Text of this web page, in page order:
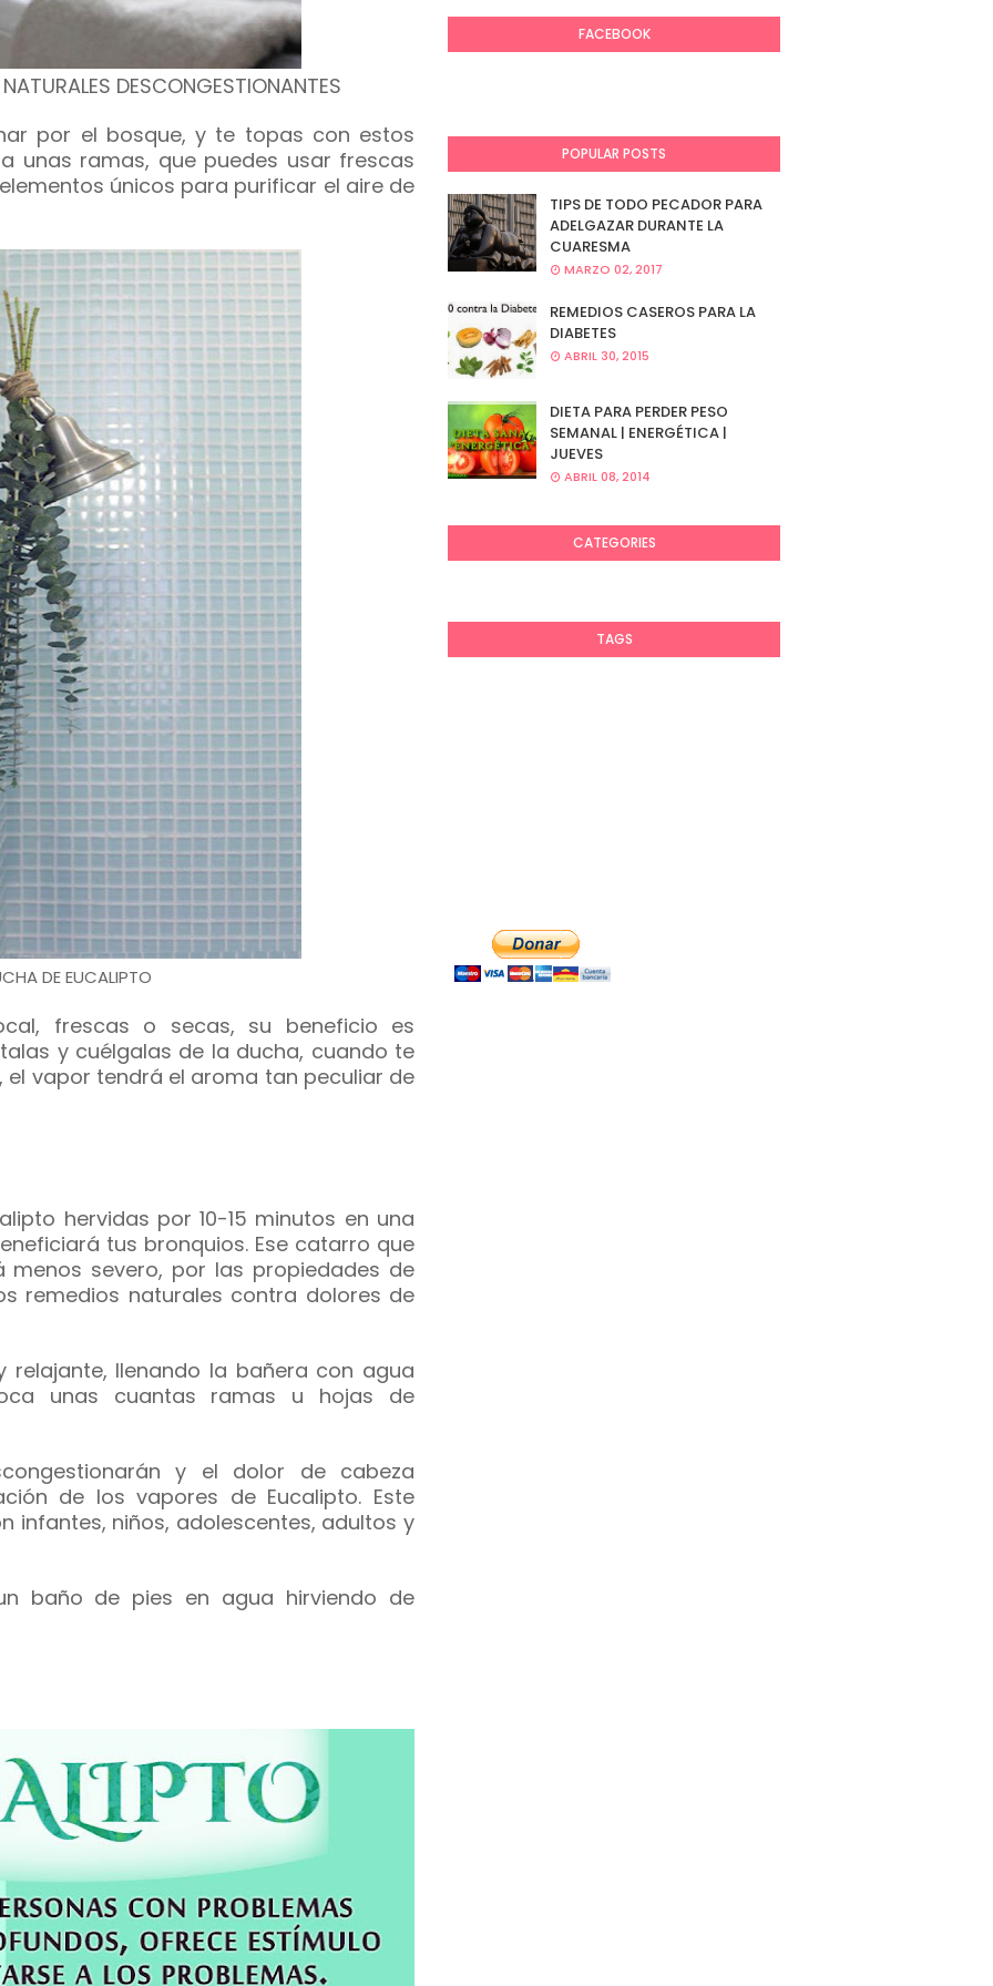
DESCONGESTIONANTES
por el bosque, y te topas con estos
unas ramas, que puedes usar frescas
únicos para purificar el aire de
DE EUCALIPTO
frescas o secas, su beneficio es
y cuélgalas de la ducha, cuando te
el vapor tendrá el aroma tan peculiar de
hervidas por 10-15 minutos en una
tus bronquios. Ese catarro que
severo, por las propiedades de
remedios naturales contra dolores de
llenando la bañera con agua
unas cuantas ramas u hojas de
y el dolor de cabeza
de los vapores de Eucalipto. Este
infantes, niños, adolescentes, adultos y
baño de pies en agua hirviendo de
FACEBOOK
POPULAR POSTS
TIPS DE TODO PECADOR PARA
ADELGAZAR DURANTE LA
CUARESMA
MARZO 02, 2017
REMEDIOS CASEROS PARA LA
DIABETES
ABRIL 30, 2015
DIETA PARA PERDER PESO
SEMANAL | ENERGÉTICA |
JUEVES
ABRIL 08, 2014
CATEGORIES
TAGS